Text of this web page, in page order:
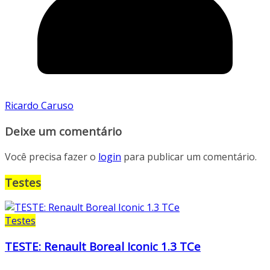
Ricardo Caruso
Deixe um comentário
Você precisa fazer o login para publicar um comentário.
Testes
Testes
TESTE: Renault Boreal Iconic 1.3 TCe